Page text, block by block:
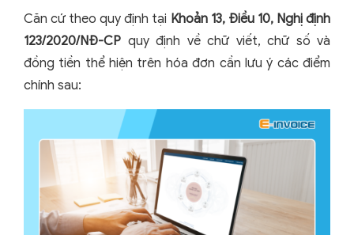
Căn cứ theo quy định tại Khoản 13, Điều 10, Nghị định
123/2020/NĐ-CP quy định về chữ viết, chữ số và
đồng tiền thể hiện trên hóa đơn cần lưu ý các điểm
chính sau: